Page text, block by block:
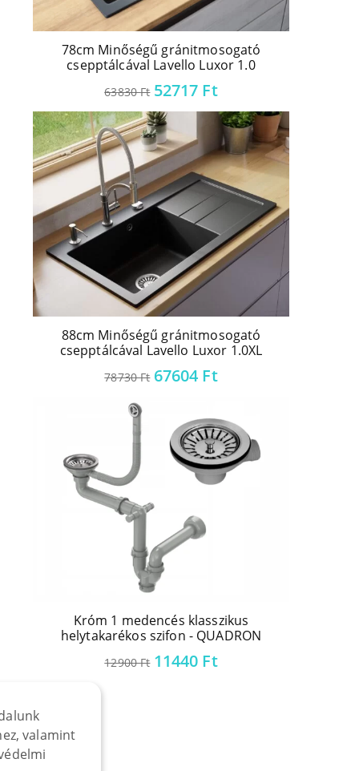
78cm Minőségű gránitmosogató
csepptálcával Lavello Luxor 1.0
63830Ft 52717 Ft
88cm Minőségű gránitmosogató
csepptálcával Lavello Luxor 1.0XL
78730Ft 67604 Ft
Króm 1 medencés klasszikus
helytakarékos szifon - QUADRON
12900Ft Original
11440 FtCurrent
valamint